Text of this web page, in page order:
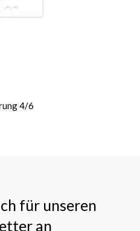
4/6
für unseren
an